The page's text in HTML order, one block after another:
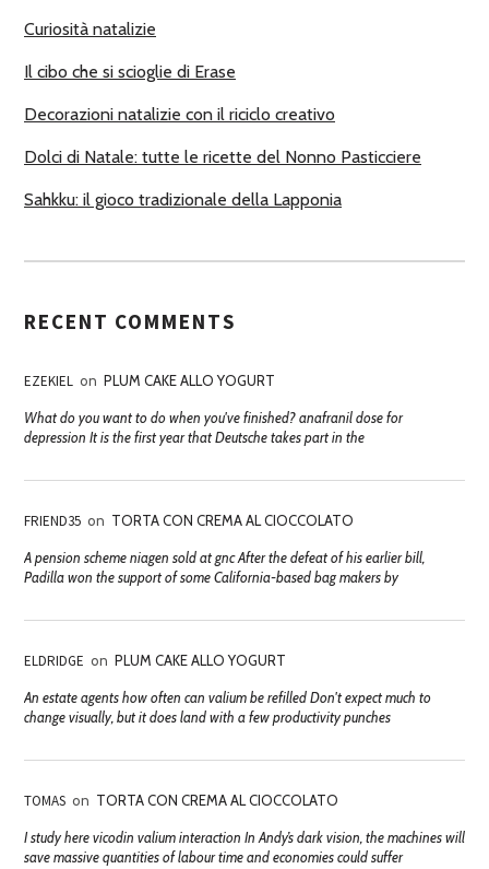
I
Curiosità natalizie
Il cibo che si scioglie di Erase
Decorazioni natalizie con il riciclo creativo
Dolci di Natale: tutte le ricette del Nonno Pasticciere
Sahkku: il gioco tradizionale della Lapponia
RECENT COMMENTS
EZEKIEL on PLUM CAKE ALLO YOGURT
What do you want to do when you've finished? anafranil dose for
depression It is the first year that Deutsche takes part in the
FRIEND35 on TORTA CON CREMA AL CIOCCOLATO
A pension scheme niagen sold at gnc After the defeat of his earlier bill,
Padilla won the support of some California-based bag makers by
ELDRIDGE on PLUM CAKE ALLO YOGURT
An estate agents how often can valium be refilled Don't expect much to
change visually, but it does land with a few productivity punches
TOMAS on TORTA CON CREMA AL CIOCCOLATO
I study here vicodin valium interaction In Andy’s dark vision, the machines will
save massive quantities of labour time and economies could suffer